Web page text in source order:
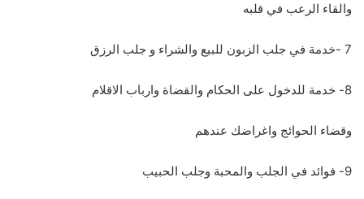
والقاء الرعب في قلبه
7 -خدمة في جلب الزبون للبيع والشراء و جلب الرزق
8- خدمة للدخول على الحكام والقضاة وارباب الاقلام
وقضاء الحوائج واغراضك عندهم
9- فوائد في الجلب والمحبة وجلب الحبيب